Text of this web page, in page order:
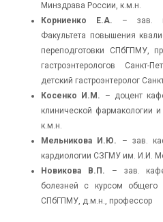
Минздрава России, к.м.н.
Корниенко Е.А. – зав.
Факультета повышения
переподготовки СПбГПМУ,
гастроэнтерологов Санкт-
детский гастроэнтеролог
Косенко И.М.
– доцент
клинической фармакологии
к.м.н.
Мельникова И.Ю. – зав.
кардиологии СЗГМУ им. И.И.
Новикова В.П. – зав.
болезней с курсом
СПбГПМУ, д.м.н., профессор